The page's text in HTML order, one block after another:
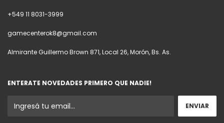
+549 11 8031-3999
gamecenterok8@gmail.com
Almirante Guillermo Brown 871, Local 26, Morón, Bs. As.
ENTERATE NOVEDADES PRIMERO QUE NADIE!